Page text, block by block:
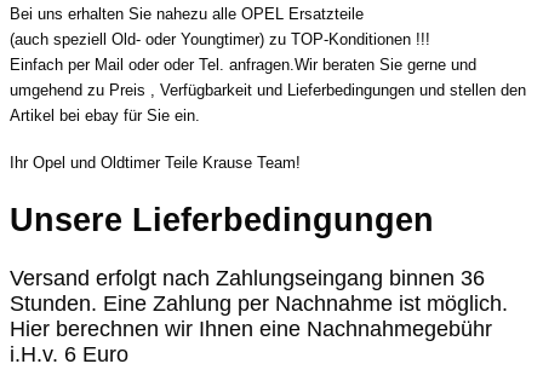
Bei uns erhalten Sie nahezu alle OPEL Ersatzteile
(auch speziell Old- oder Youngtimer) zu TOP-Konditionen !!!
Einfach per Mail oder oder Tel. anfragen.Wir beraten Sie gerne und
umgehend zu Preis , Verfügbarkeit und Lieferbedingungen und stellen den
Artikel bei ebay für Sie ein.
Ihr Opel und Oldtimer Teile Krause Team!
Unsere Lieferbedingungen
Versand erfolgt nach Zahlungseingang binnen 36
Stunden. Eine Zahlung per Nachnahme ist möglich.
Hier berechnen wir Ihnen eine Nachnahmegebühr
i.H.v. 6 Euro